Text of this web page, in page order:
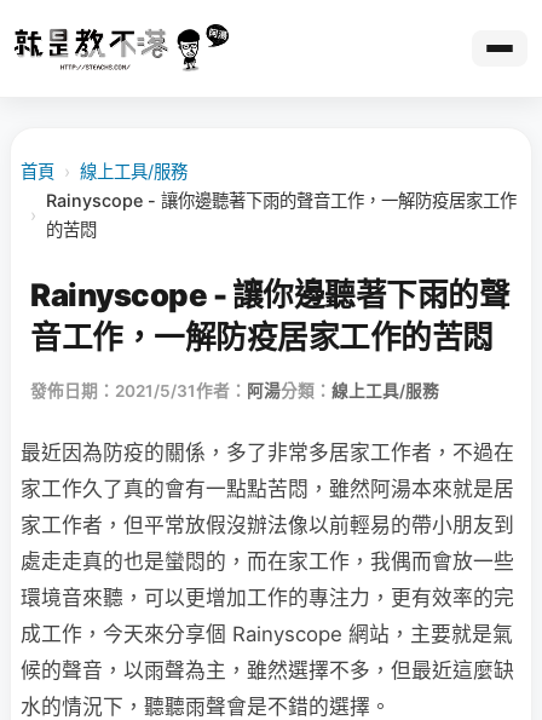
首頁 › 線上工具/服務
›
Rainyscope - 讓你邊聽著下雨的聲音工作，一解防疫居家工作
的苦悶
Rainyscope - 讓你邊聽著下雨的聲
音工作，一解防疫居家工作的苦悶
發佈日期：2021/5/31作者： 阿湯分類： 線上工具/服務
最近因為防疫的關係，多了非常多居家工作者，不過在
家工作久了真的會有一點點苦悶，雖然阿湯本來就是居
家工作者，但平常放假沒辦法像以前輕易的帶小朋友到
處走走真的也是蠻悶的，而在家工作，我偶而會放一些
環境音來聽，可以更增加工作的專注力，更有效率的完
成工作，今天來分享個 Rainyscope 網站，主要就是氣
候的聲音，以雨聲為主，雖然選擇不多，但最近這麼缺
水的情況下，聽聽雨聲會是不錯的選擇。